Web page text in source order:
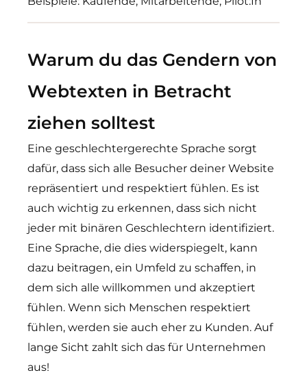
Warum du das Gendern von
Webtexten in Betracht
ziehen solltest
Eine geschlechtergerechte Sprache sorgt
dafür, dass sich alle Besucher deiner Website
repräsentiert und respektiert fühlen. Es ist
auch wichtig zu erkennen, dass sich nicht
jeder mit binären Geschlechtern identifiziert.
Eine Sprache, die dies widerspiegelt, kann
dazu beitragen, ein Umfeld zu schaffen, in
dem sich alle willkommen und akzeptiert
fühlen. Wenn sich Menschen respektiert
fühlen, werden sie auch eher zu Kunden. Auf
lange Sicht zahlt sich das für Unternehmen
aus!